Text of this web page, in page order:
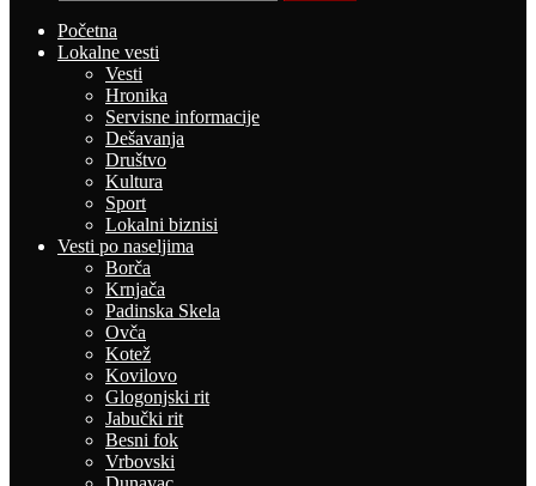
Početna
Lokalne vesti
Vesti
Hronika
Servisne informacije
Dešavanja
Društvo
Kultura
Sport
Lokalni biznisi
Vesti po naseljima
Borča
Krnjača
Padinska Skela
Ovča
Kotež
Kovilovo
Glogonjski rit
Jabučki rit
Besni fok
Vrbovski